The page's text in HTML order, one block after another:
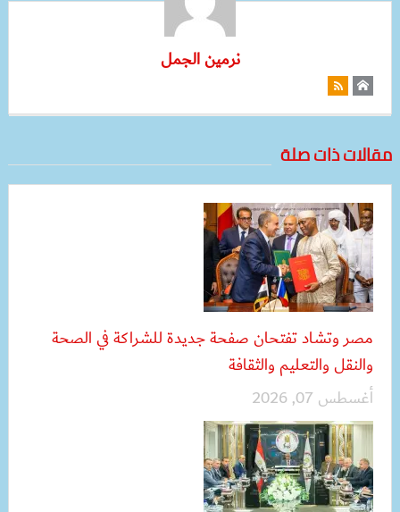
نرمين الجمل
مقالات ذات صلة
مصر وتشاد تفتحان صفحة جديدة للشراكة في الصحة
والنقل والتعليم والثقافة
أغسطس 07, 2026